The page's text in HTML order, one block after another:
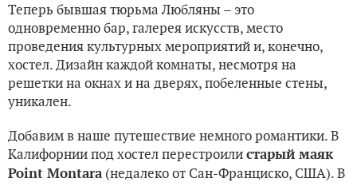
Теперь бывшая тюрьма Любляны – это
одновременно бар, галерея искусств, место
проведения культурных мероприятий и, конечно,
хостел. Дизайн каждой комнаты, несмотря на
решетки на окнах и на дверях, побеленные стены,
уникален.
Добавим в наше путешествие немного романтики. В
Калифорнии под хостел перестроили старый маяк
Point Montara (недалеко от Сан-Франциско, США). В